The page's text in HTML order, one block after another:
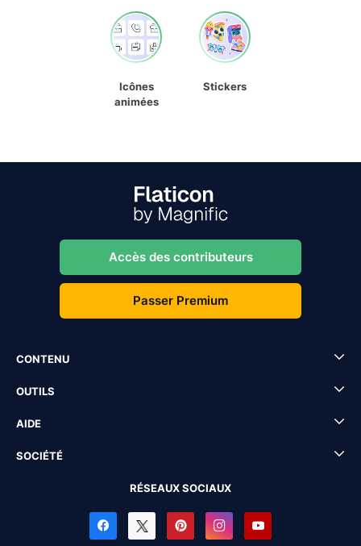
Icônes
animées
Stickers
Accès des contributeurs
Passer Premium
CONTENU
OUTILS
AIDE
SOCIÉTÉ
RÉSEAUX SOCIAUX